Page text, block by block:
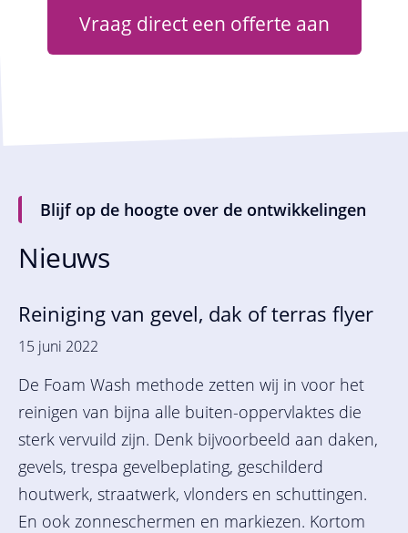
Vraag direct een offerte aan
Blijf op de hoogte over de ontwikkelingen
Nieuws
Reiniging van gevel, dak of terras flyer
15 juni 2022
De Foam Wash methode zetten wij in voor het
reinigen van bijna alle buiten-oppervlaktes die
sterk vervuild zijn. Denk bijvoorbeeld aan daken,
gevels, trespa gevelbeplating, geschilderd
houtwerk, straatwerk, vlonders en schuttingen.
En ook zonneschermen en markiezen. Kortom